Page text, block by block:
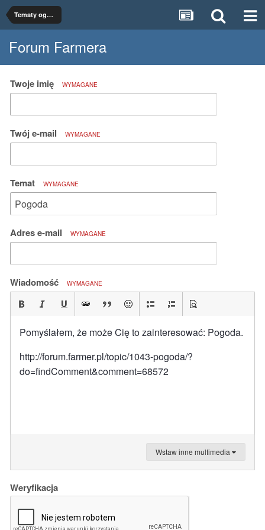
Tematy ogólne
Forum Farmera
Twoje imię WYMAGANE
Twój e-mail WYMAGANE
Temat WYMAGANE
Adres e-mail WYMAGANE
Wiadomość WYMAGANE
Pomyślałem, że może Cię to zainteresować: Pogoda.
http://forum.farmer.pl/topic/1043-pogoda/?
do=findComment&comment=68572
Wstaw inne multimedia
Weryfikacja